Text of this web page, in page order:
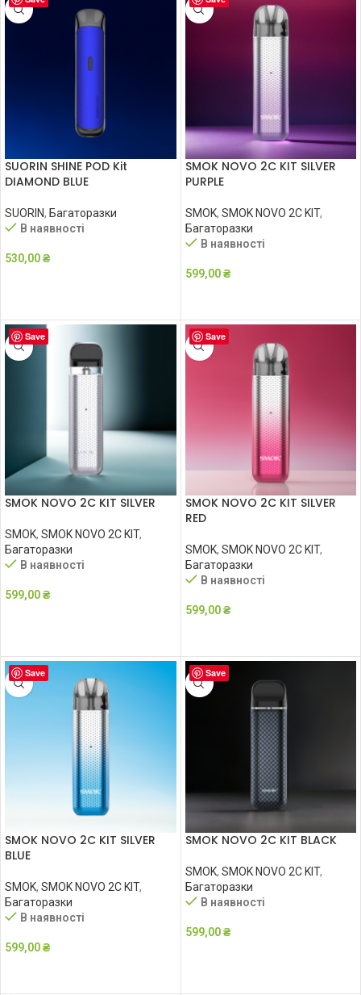
SUORIN SHINE POD Kit
DIAMOND BLUE
SUORIN, Багаторазки
В наявності
530,00₴
SMOK NOVO 2C KIT SILVER
PURPLE
SMOK, SMOK NOVO 2C KIT,
Багаторазки
В наявності
599,00₴
Save
SMOK NOVO 2C KIT SILVER
SMOK, SMOK NOVO 2C KIT,
Багаторазки
В наявності
599,00₴
Save
SMOK NOVO 2C KIT SILVER
RED
SMOK, SMOK NOVO 2C KIT,
Багаторазки
В наявності
599,00₴
Save
SMOK NOVO 2C KIT SILVER
BLUE
SMOK, SMOK NOVO 2C KIT,
Багаторазки
В наявності
599,00₴
Save
SMOK NOVO 2C KIT BLACK
SMOK, SMOK NOVO 2C KIT,
Багаторазки
В наявності
599,00₴